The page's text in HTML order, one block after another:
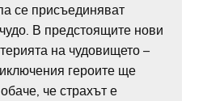
се присъединяват
В предстоящите нови
на чудовището –
героите ще
че страхът е